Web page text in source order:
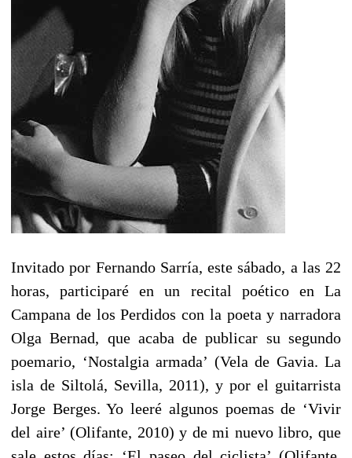
Invitado por Fernando Sarría, este sábado, a las 22
horas, participaré en un recital poético en La
Campana de los Perdidos con la poeta y narradora
Olga Bernad, que acaba de publicar su segundo
poemario, ‘Nostalgia armada’ (Vela de Gavia. La
isla de Siltolá, Sevilla, 2011), y por el guitarrista
Jorge Berges. Yo leeré algunos poemas de ‘Vivir
del aire’ (Olifante, 2010) y de mi nuevo libro, que